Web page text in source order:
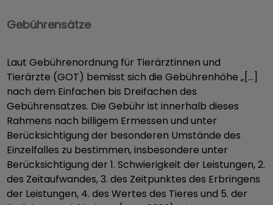
Gebührensätze
Laut Gebührenordnung für Tierärztinnen und
Tierärzte (GOT) bemisst sich die Gebührenhöhe „[…]
nach dem Einfachen bis Dreifachen des
Gebührensatzes. Die Gebühr ist innerhalb dieses
Rahmens nach billigem Ermessen und unter
Berücksichtigung der besonderen Umstände des
Einzelfalles zu bestimmen, insbesondere unter
Berücksichtigung der 1. Schwierigkeit der Leistungen, 2.
des Zeitaufwandes, 3. des Zeitpunktes des Erbringens
der Leistungen, 4. des Wertes des Tieres und 5. der